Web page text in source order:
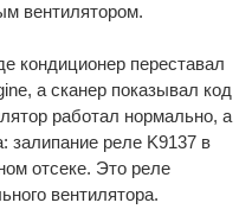
вентилятором.
кондиционер переставал
а сканер показывал код
работал нормально, а
залипание реле K9137 в
отсеке. Это реле
вентилятора.